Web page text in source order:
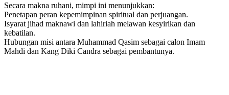
Secara makna ruhani, mimpi ini menunjukkan:
Penetapan peran kepemimpinan spiritual dan perjuangan.
Isyarat jihad maknawi dan lahiriah melawan kesyirikan dan
kebatilan.
Hubungan misi antara Muhammad Qasim sebagai calon Imam
Mahdi dan Kang Diki Candra sebagai pembantunya.